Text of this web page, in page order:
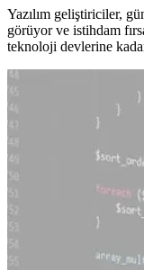
Yazılım geliştiriciler,
görüyor ve istihdam
teknoloji devlerine